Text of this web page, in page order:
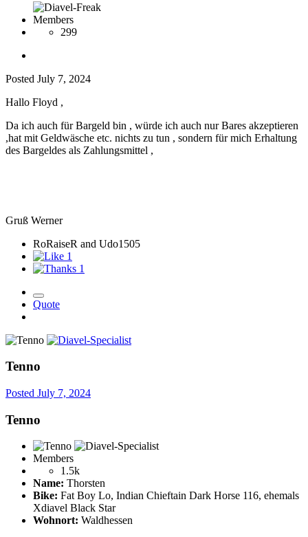
Members
299
Posted July 7, 2024
Hallo Floyd ,
Da ich auch für Bargeld bin , würde ich auch nur Bares akzeptieren
,hat mit Geldwäsche etc. nichts zu tun , sondern für mich Erhaltung
des Bargeldes als Zahlungsmittel ,
Gruß Werner
RoRaiseR and Udo1505
1
1
Quote
Tenno
Posted July 7, 2024
Tenno
Members
1.5k
Name: Thorsten
Bike: Fat Boy Lo, Indian Chieftain Dark Horse 116, ehemals
Xdiavel Black Star
Wohnort: Waldhessen